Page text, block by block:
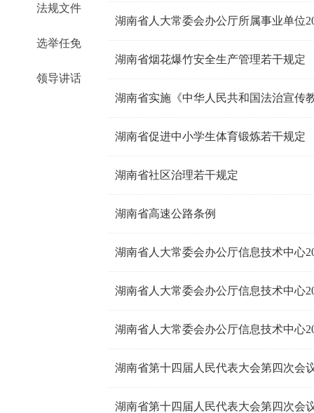
法规文件
选举任免
领导讲话
湖南省人大常委会办公厅所属事业单位
湖南省烟花爆竹安全生产管理若干规定
湖南省实施《中华人民共和国法治宣传
湖南省促进中小学生体育锻炼若干规定
湖南省社区治理若干规定
湖南省高速公路条例
湖南省人大常委会办公厅信息技术中心
湖南省人大常委会办公厅信息技术中心
湖南省第十四届人民代表大会第四次会
湖南省第十四届人民代表大会第四次会